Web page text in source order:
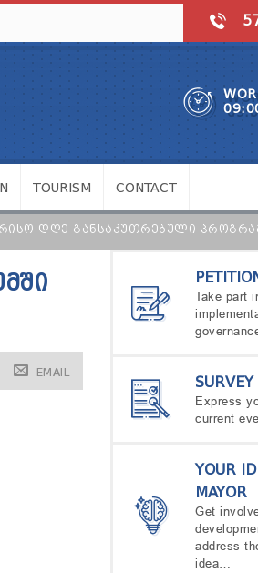
TOURISM CONTACT
ᲓᲦᲔ ᲒᲐᲜᲡᲐᲙᲣᲗᲠᲔᲑᲣᲚᲘ
EMAIL
Take part
SURVEY
Express
current
YOUR
MAYOR
Get
address
idea…